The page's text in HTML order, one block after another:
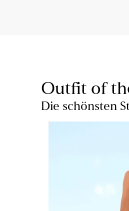
Outfit of
Die schönsten